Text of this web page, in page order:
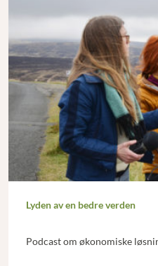
Lyden av en bedre verden
Podcast om økonomiske